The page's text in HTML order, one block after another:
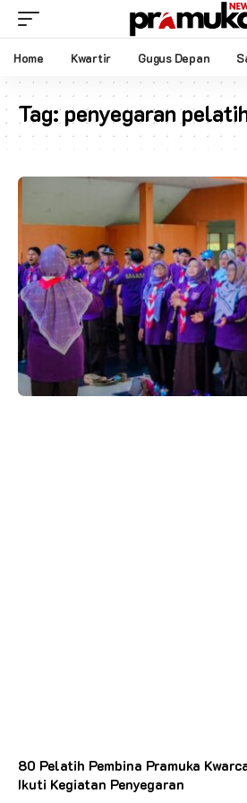
Home Kwartir Gugus Depan
Tag:penyegaran
80 Pelatih Pembina Pramuka
Ikuti Kegiatan Penyegaran